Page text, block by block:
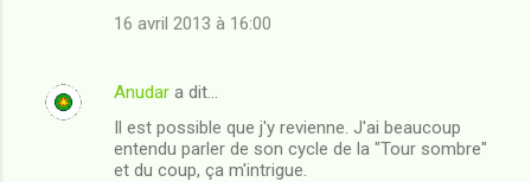
a
16 avril 2013 à 16:00
Anudar a dit…
Il est possible que j'y revienne. J'ai beaucoup
entendu parler de son cycle de la "Tour sombre"
et du coup, ça m'intrigue.